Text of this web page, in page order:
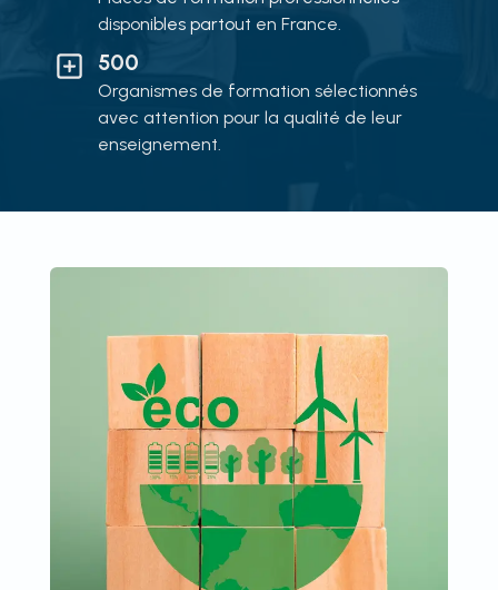
disponibles partout en France.
500
Organismes de formation sélectionnés
avec attention pour la qualité de leur
enseignement.